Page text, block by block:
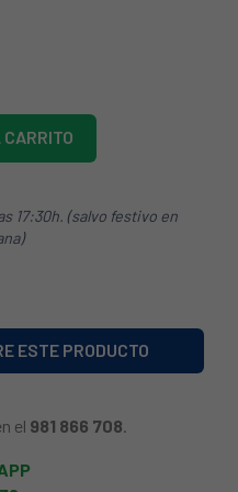
17:30h. (salvo festivo en
ESTE PRODUCTO
el 981 866 708.